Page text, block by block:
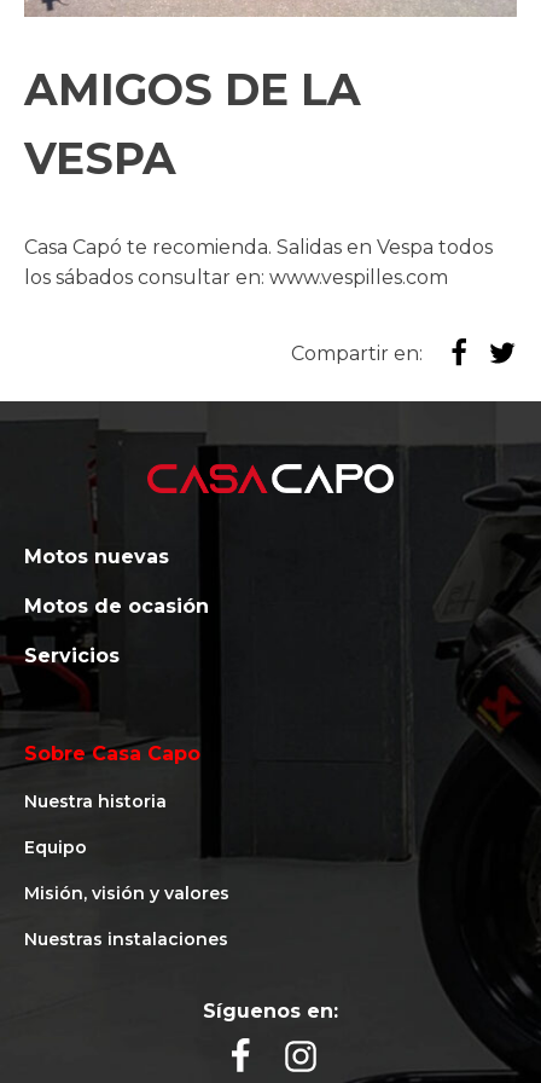
AMIGOS DE LA
VESPA
Casa Capó te recomienda. Salidas en Vespa todos
los sábados consultar en: www.vespilles.com
Compartir en:
Motos nuevas
Motos de ocasión
Servicios
Sobre Casa Capo
Nuestra historia
Equipo
Misión, visión y valores
Nuestras instalaciones
Síguenos en: